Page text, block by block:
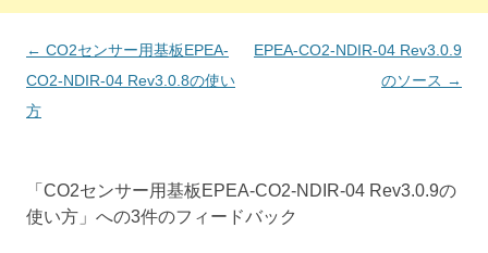
投
稿
ナ
← CO2センサー用基板EPEA-
CO2-NDIR-04 Rev3.0.8の使い
方
EPEA-CO2-NDIR-04 Rev3.0.9
のソース →
「 CO2センサー用基板EPEA-CO2-NDIR-04 Rev3.0.9の
使い方 」への3件のフィードバック